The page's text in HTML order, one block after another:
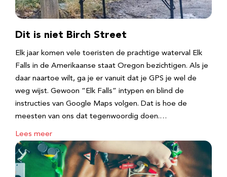
Dit is niet Birch Street
Elk jaar komen vele toeristen de prachtige waterval Elk
Falls in de Amerikaanse staat Oregon bezichtigen. Als je
daar naartoe wilt, ga je er vanuit dat je GPS je wel de
weg wijst. Gewoon “Elk Falls” intypen en blind de
instructies van Google Maps volgen. Dat is hoe de
meesten van ons dat tegenwoordig doen.…
Lees meer